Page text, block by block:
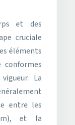
et des
cruciale
éléments
La
entre les
et la